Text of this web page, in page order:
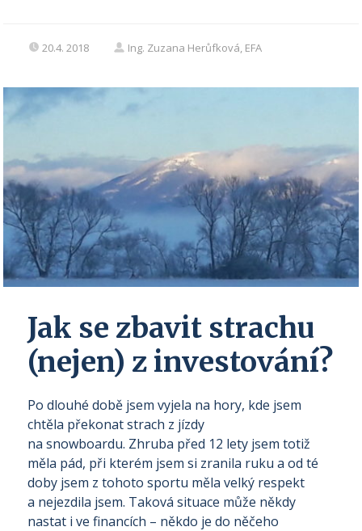
20.4. 2018 Ing. Zuzana Herůfková, EFA
Jak se zbavit strachu
(nejen) z investování?
Po dlouhé době jsem vyjela na hory, kde jsem
chtěla překonat strach z jízdy
na snowboardu. Zhruba před 12 lety jsem totiž
měla pád, při kterém jsem si zranila ruku a od té
doby jsem z tohoto sportu měla velký respekt
a nejezdila jsem. Taková situace může někdy
nastat i ve financích – někdo je do něčeho